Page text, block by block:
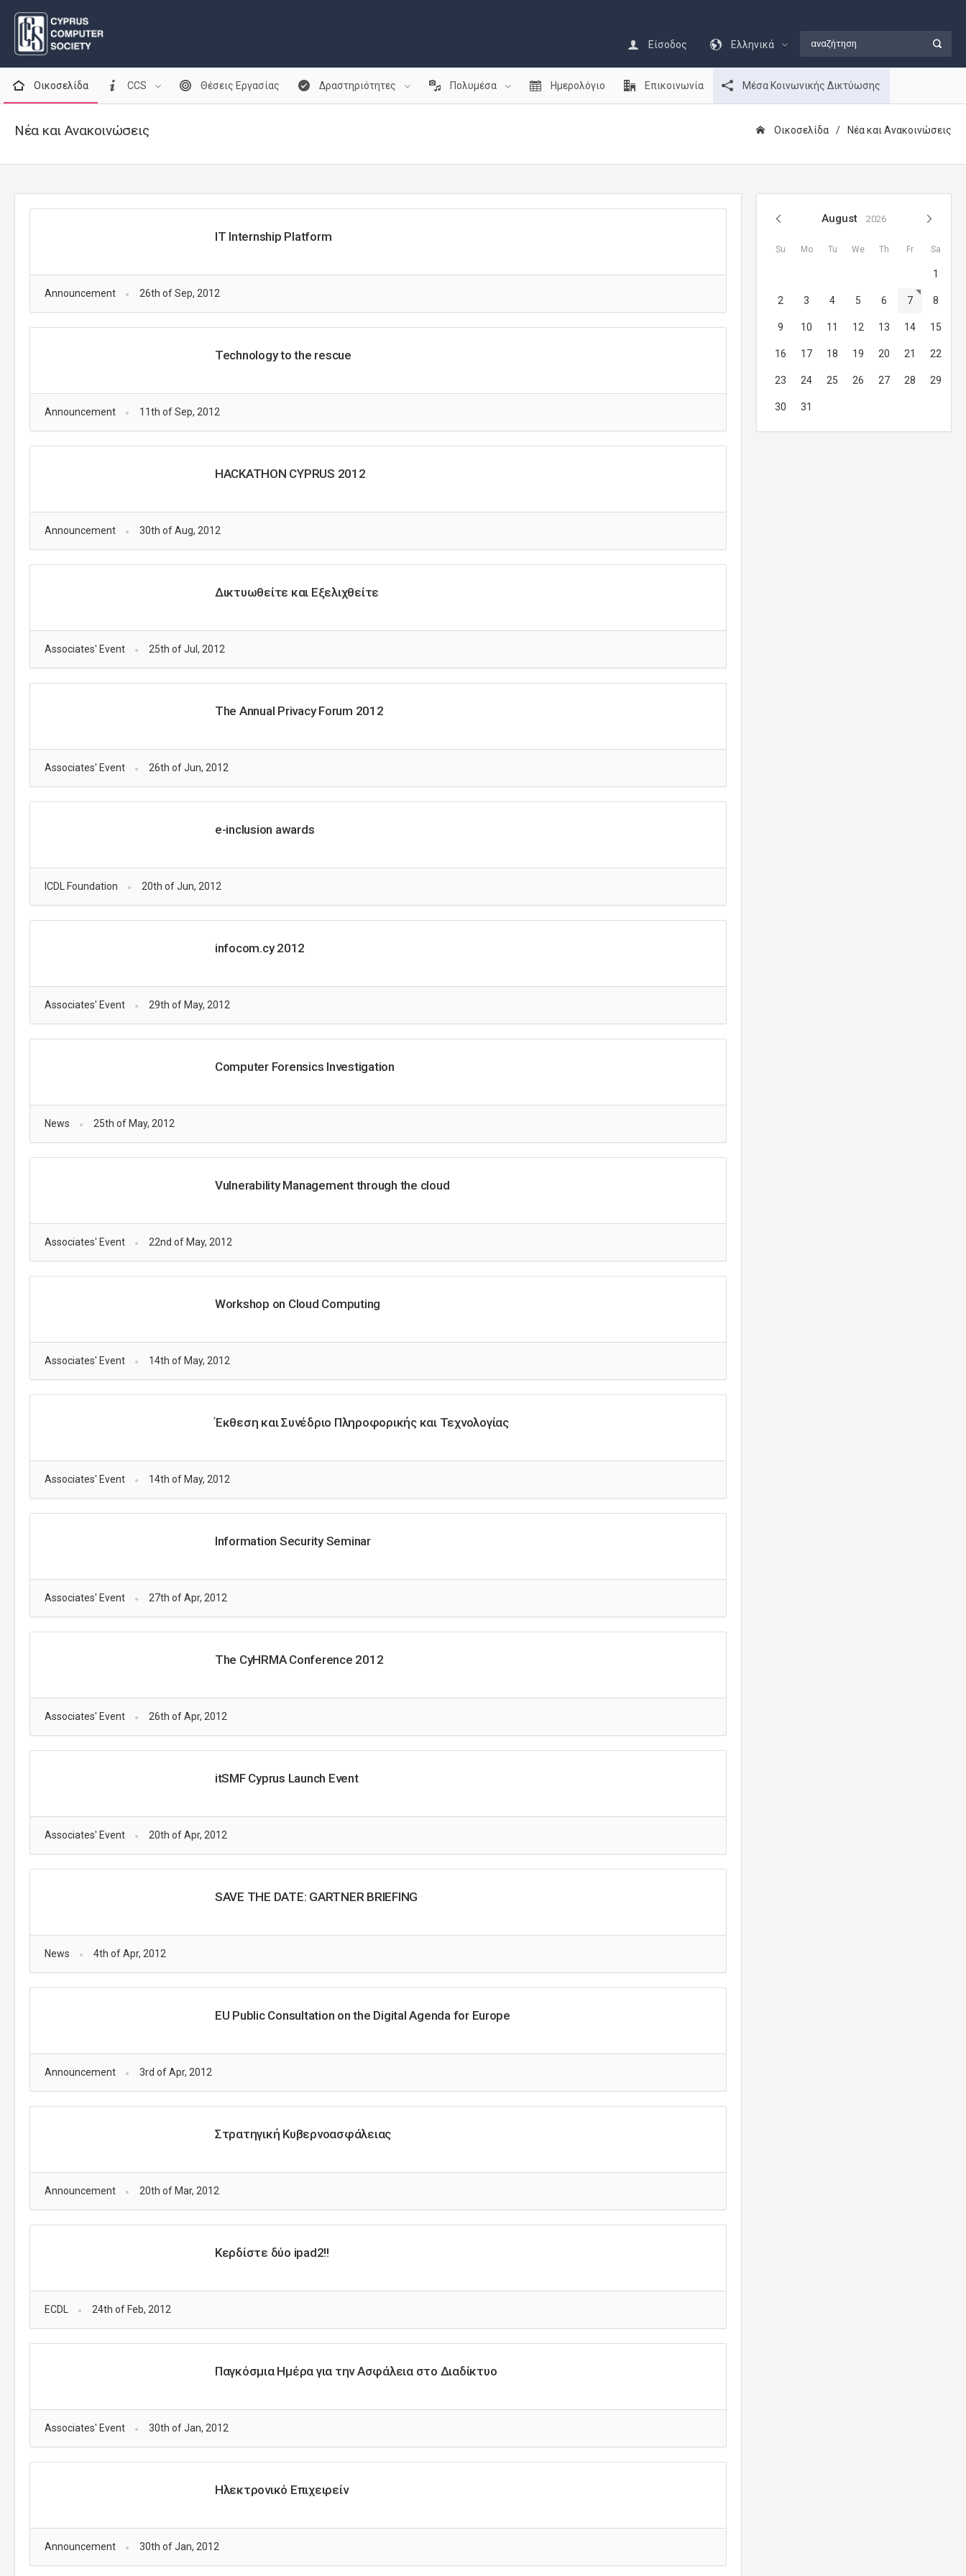
Είσοδος Ελληνικά
Οικοσελίδα CCS Θέσεις Εργασίας Δραστηριότητες Πολυμέσα Ημερολόγιο Επικοινωνία Μέσα Κοινωνικής Δικτύωσης
Νέα και Ανακοινώσεις Οικοσελίδα Νέα και Ανακοινώσεις
IT Internship Platform
Announcement 26th of Sep, 2012
Technology to the rescue
Announcement 11th of Sep, 2012
HACKATHON CYPRUS 2012
Announcement 30th of Aug, 2012
Δικτυωθείτε και Εξελιχθείτε
Associates' Event 25th of Jul, 2012
The Annual Privacy Forum 2012
Associates' Event 26th of Jun, 2012
e-inclusion awards
ICDL Foundation 20th of Jun, 2012
infocom.cy 2012
Associates' Event 29th of May, 2012
Computer Forensics Investigation
News 25th of May, 2012
Vulnerability Management through the cloud
Associates' Event 22nd of May, 2012
Workshop on Cloud Computing
Associates' Event 14th of May, 2012
Έκθεση και Συνέδριο Πληροφορικής και Τεχνολογίας
Associates' Event 14th of May, 2012
Information Security Seminar
Associates' Event 27th of Apr, 2012
The CyHRMA Conference 2012
Associates' Event 26th of Apr, 2012
itSMF Cyprus Launch Event
Associates' Event 20th of Apr, 2012
SAVE THE DATE: GARTNER BRIEFING
News 4th of Apr, 2012
EU Public Consultation on the Digital Agenda for Europe
Announcement 3rd of Apr, 2012
Στρατηγική Κυβερνοασφάλειας
Announcement 20th of Mar, 2012
Κερδίστε δύο ipad2!!
ECDL 24th of Feb, 2012
Παγκόσμια Ημέρα για την Ασφάλεια στο Διαδίκτυο
Associates' Event 30th of Jan, 2012
Ηλεκτρονικό Επιχειρείν
Announcement 30th of Jan, 2012
August 2026
Su Mo Tu We Th Fr Sa
1
2 3 4 5 6 7 8
9 10 11 12 13 14 15
16 17 18 19 20 21 22
23 24 25 26 27 28 29
30 31